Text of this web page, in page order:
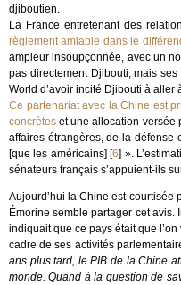
djiboutien.
La France entretenant des
règlement amiable dans le
ampleur insoupçonnée, avec un
pas directement Djibouti, mais
World d’avoir incité Djibouti à aller
Ce partenariat avec la Chine est
concrètes et une allocation versée
affaires étrangères, de la
[que les américains] [6] ».
sénateurs français s’appuient-ils
Aujourd’hui la Chine est
Émorine semble partager cet
indiquait que ce pays était que
cadre de ses activités
ans plus tard, le PIB de la Chine
monde. Quand à la question de